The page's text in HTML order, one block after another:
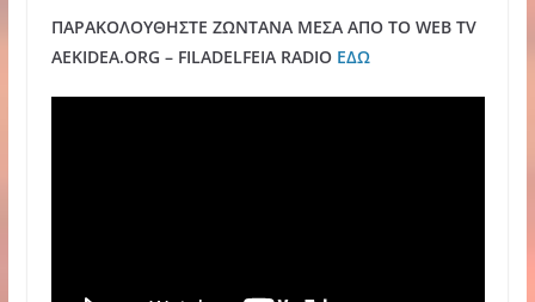
ΠΑΡΑΚΟΛΟΥΘΗΣΤΕ ΖΩΝΤΑΝΑ ΜΕΣΑ ΑΠΟ ΤΟ WEB TV
AEKIDEA.ORG – FILADELFEIA RADIO ΕΔΩ